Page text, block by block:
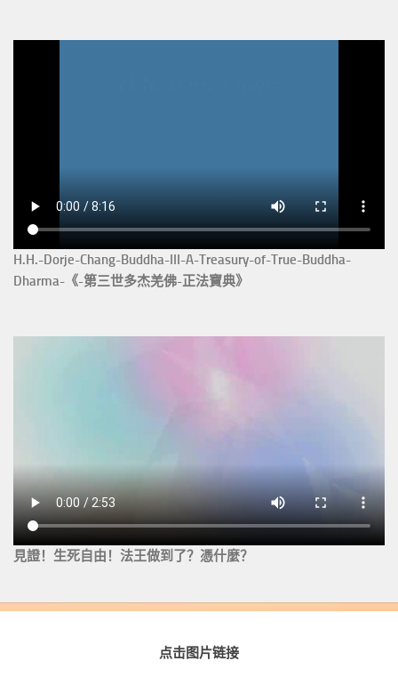
H.H.-Dorje-Chang-Buddha-III-A-Treasury-of-True-Buddha-
Dharma-《-第三世多杰羌佛-正法寶典》
見證！生死自由！法王做到了？憑什麼？
点击图片链接